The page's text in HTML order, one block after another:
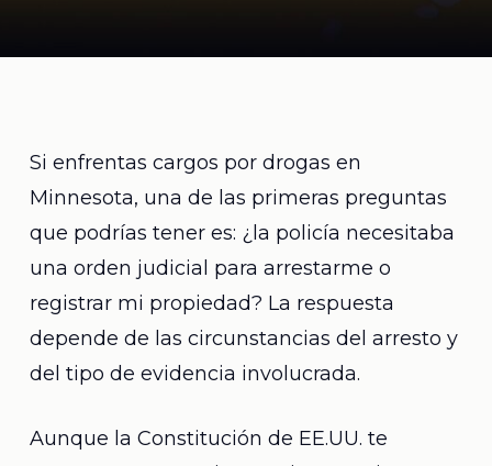
Si enfrentas cargos por drogas en
Minnesota, una de las primeras preguntas
que podrías tener es: ¿la policía necesitaba
una orden judicial para arrestarme o
registrar mi propiedad? La respuesta
depende de las circunstancias del arresto y
del tipo de evidencia involucrada.
Aunque la Constitución de EE.UU. te